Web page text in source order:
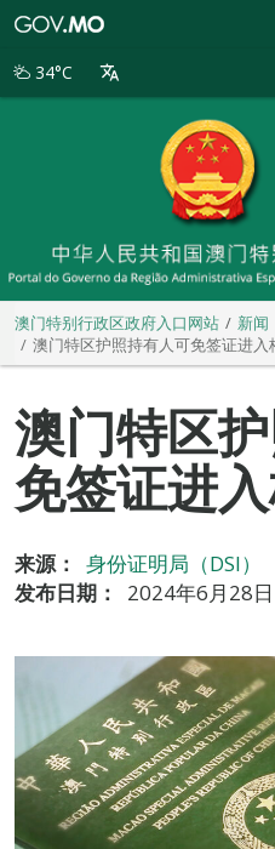
别
34°C
澳门特别行政区政府入口网站
新闻
澳门特区护照持有人可免签证进入
澳门特区
免签证进
来源：
身份证明局（DSI）
发布日期：
2024年6月28